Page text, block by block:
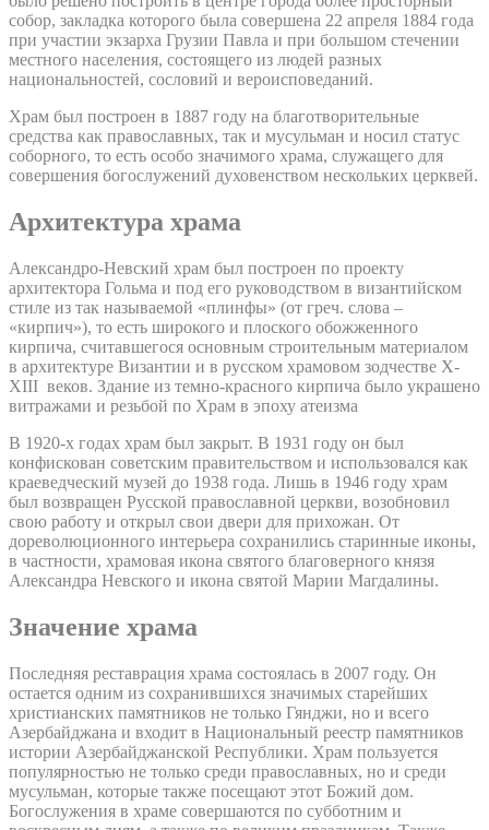
собор, закладка которого была совершена 22 апреля 1884 года
при участии экзарха Грузии Павла и при большом стечении
местного населения, состоящего из людей разных
национальностей, сословий и вероисповеданий.
Храм был построен в 1887 году на благотворительные
средства как православных, так и мусульман и носил статус
соборного, то есть особо значимого храма, служащего для
совершения богослужений духовенством нескольких церквей.
Архитектура храма
Александро-Невский храм был построен по проекту
архитектора Гольма и под его руководством в византийском
стиле из так называемой «плинфы» (от греч. слова –
«кирпич»), то есть широкого и плоского обожженного
кирпича, считавшегося основным строительным материалом
в архитектуре Византии и в русском храмовом зодчестве X-
XIII веков. Здание из темно-красного кирпича было украшено
витражами и резьбой по Храм в эпоху атеизма
В 1920-х годах храм был закрыт. В 1931 году он был
конфискован советским правительством и использовался как
краеведческий музей до 1938 года. Лишь в 1946 году храм
был возвращен Русской православной церкви, возобновил
свою работу и открыл свои двери для прихожан. От
дореволюционного интерьера сохранились старинные иконы,
в частности, храмовая икона святого благоверного князя
Александра Невского и икона святой Марии Магдалины.
Значение храма
Последняя реставрация храма состоялась в 2007 году. Он
остается одним из сохранившихся значимых старейших
христианских памятников не только Гянджи, но и всего
Азербайджана и входит в Национальный реестр памятников
истории Азербайджанской Республики. Храм пользуется
популярностью не только среди православных, но и среди
мусульман, которые также посещают этот Божий дом.
Богослужения в храме совершаются по субботним и